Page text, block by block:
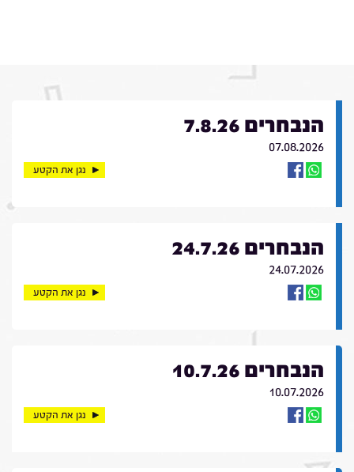
הנבחרים 7.8.26
07.08.2026
נגן את הקטע
הנבחרים 24.7.26
24.07.2026
נגן את הקטע
הנבחרים 10.7.26
10.07.2026
נגן את הקטע